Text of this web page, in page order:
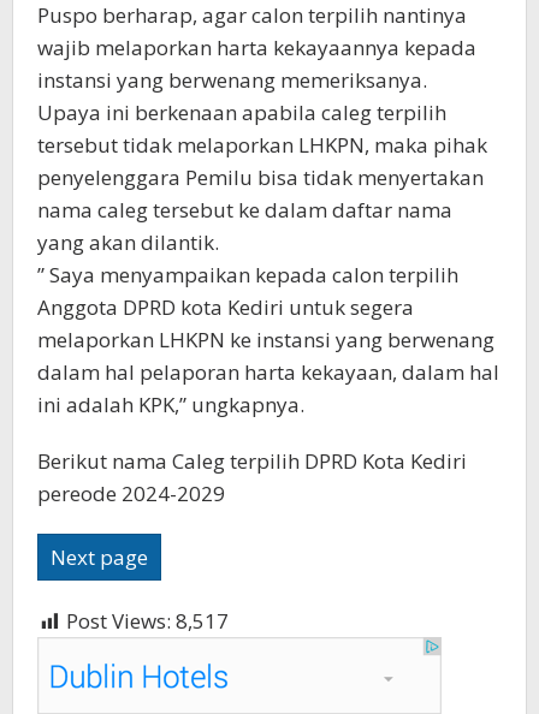
Puspo berharap, agar calon terpilih nantinya
wajib melaporkan harta kekayaannya kepada
instansi yang berwenang memeriksanya.
Upaya ini berkenaan apabila caleg terpilih
tersebut tidak melaporkan LHKPN, maka pihak
penyelenggara Pemilu bisa tidak menyertakan
nama caleg tersebut ke dalam daftar nama
yang akan dilantik.
” Saya menyampaikan kepada calon terpilih
Anggota DPRD kota Kediri untuk segera
melaporkan LHKPN ke instansi yang berwenang
dalam hal pelaporan harta kekayaan, dalam hal
ini adalah KPK,” ungkapnya.
Berikut nama Caleg terpilih DPRD Kota Kediri
pereode 2024-2029
Next page
Post Views: 8,517